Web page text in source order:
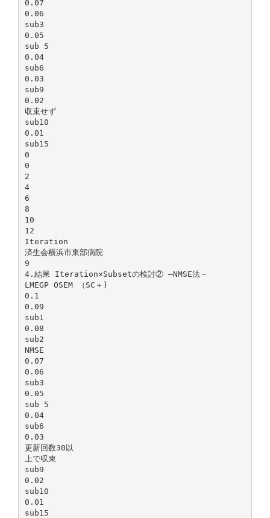
0.07
0.06
sub3
0.05
sub 5
0.04
sub6
0.03
sub9
0.02
収束せず
sub10
0.01
sub15
0
0
2
4
6
8
10
12
Iteration
済生会横浜市東部病院
9
4.結果 Iteration×Subsetの検討② ―NMSE法－
LMEGP OSEM （SC＋)
0.1
0.09
sub1
0.08
sub2
NMSE
0.07
0.06
sub3
0.05
sub 5
0.04
sub6
0.03
更新回数30以
上で収束
sub9
0.02
sub10
0.01
sub15